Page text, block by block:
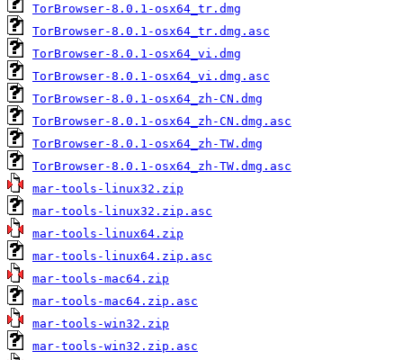
TorBrowser-8.0.1-osx64_tr.dmg
TorBrowser-8.0.1-osx64_tr.dmg.asc
TorBrowser-8.0.1-osx64_vi.dmg
TorBrowser-8.0.1-osx64_vi.dmg.asc
TorBrowser-8.0.1-osx64_zh-CN.dmg
TorBrowser-8.0.1-osx64_zh-CN.dmg.asc
TorBrowser-8.0.1-osx64_zh-TW.dmg
TorBrowser-8.0.1-osx64_zh-TW.dmg.asc
mar-tools-linux32.zip
mar-tools-linux32.zip.asc
mar-tools-linux64.zip
mar-tools-linux64.zip.asc
mar-tools-mac64.zip
mar-tools-mac64.zip.asc
mar-tools-win32.zip
mar-tools-win32.zip.asc